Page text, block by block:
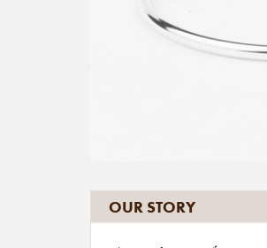
OUR STORY